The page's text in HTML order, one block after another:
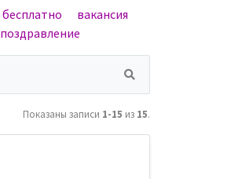
бесплатно
вакансия
поздравление
Показаны записи 1-15 из 15.